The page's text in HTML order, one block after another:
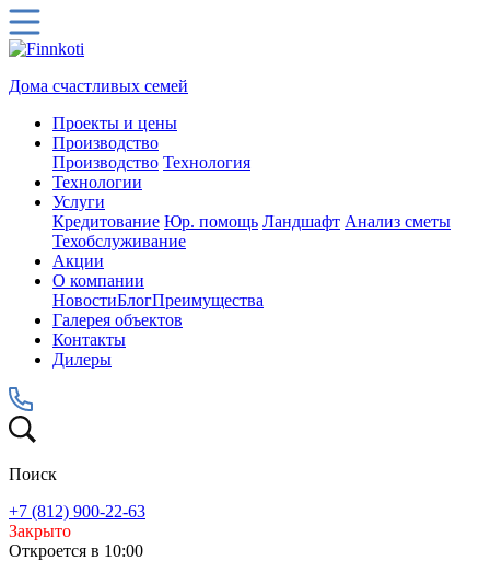
Дома счастливых семей
Проекты и цены
Производство
Производство Технология
Технологии
Услуги
Кредитование Юр. помощь Ландшафт Анализ сметы
Техобслуживание
Акции
О компании
НовостиБлогПреимущества
Галерея объектов
Контакты
Дилеры
Поиск
+7 (812) 900-22-63
Закрыто
Откроется в 10:00